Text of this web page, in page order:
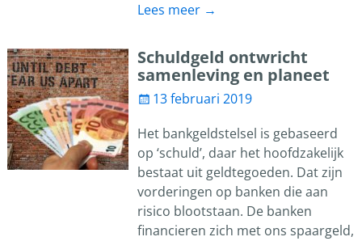
Lees meer →
Schuldgeld ontwricht
samenleving en planeet
13 februari 2019
Het bankgeldstelsel is gebaseerd
op ‘schuld’, daar het hoofdzakelijk
bestaat uit geldtegoeden. Dat zijn
vorderingen op banken die aan
risico blootstaan. De banken
financieren zich met ons spaargeld,